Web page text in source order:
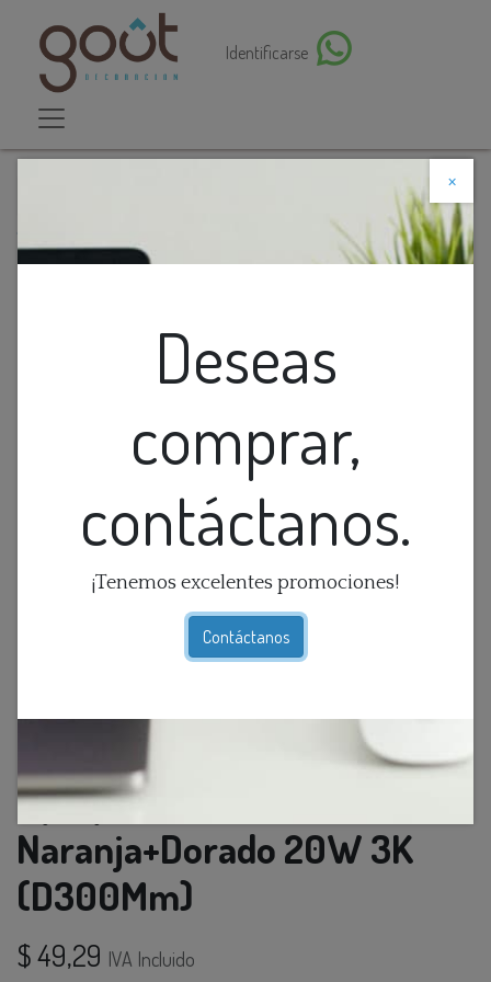
Identificarse
×
Deseas
comprar,
contáctanos.
¡Tenemos excelentes promociones!
Contáctanos
Descuento web
Aplique Pared Redondo Led Naranja+Dorado 20W 3K
Aplique Pared Redondo Led
Naranja+Dorado 20W 3K
(D300Mm)
$49,29 IVA Incluido